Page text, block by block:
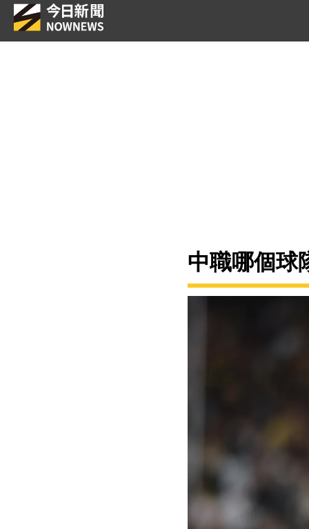
中職哪個球